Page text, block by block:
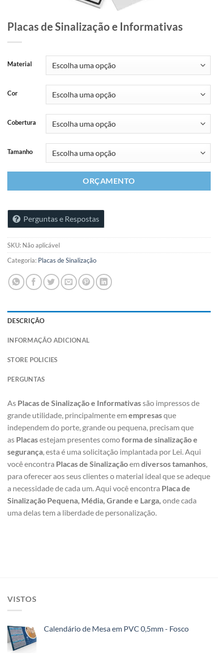
Placas de Sinalização e Informativas
Material
Cor
Cobertura
Tamanho
ORÇAMENTO
Perguntas e Respostas
SKU: Não aplicável
Categoria: Placas de Sinalização
DESCRIÇÃO
INFORMAÇÃO ADICIONAL
STORE POLICIES
PERGUNTAS
As Placas de Sinalização e Informativassão impressos de
grande utilidade, principalmente em empresasque
independem do porte, grande ou pequena, precisam que
as Placasestejam presentes comoforma de sinalização e
segurança , esta é uma solicitação implantada por Lei. Aqui
você encontra Placas de Sinalizaçãoem diversos tamanhos
para oferecer aos seus clientes o material ideal que se adeque
a necessidade de cada um. Aqui você encontra Placa de
Sinalização Pequena, Média, Grande e Larga, onde cada
uma delas tem a liberdade de personalização.
VISTOS
Calendário de Mesa em PVC 0,5mm - Fosco